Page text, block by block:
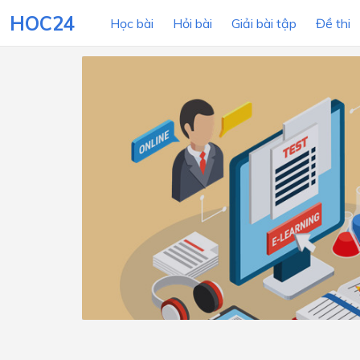
HOC24 Học bài Hỏi bài Giải bài tập Đề thi
LỚP HỌC
Lớp 12
Lớp 8
Lớp 7